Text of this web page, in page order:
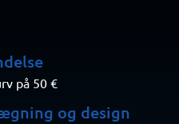
på 50 €
og design